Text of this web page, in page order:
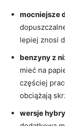
mocniejsze
lepiej znosi
benzyny z
mieć na
częściej
obciążają
wersje